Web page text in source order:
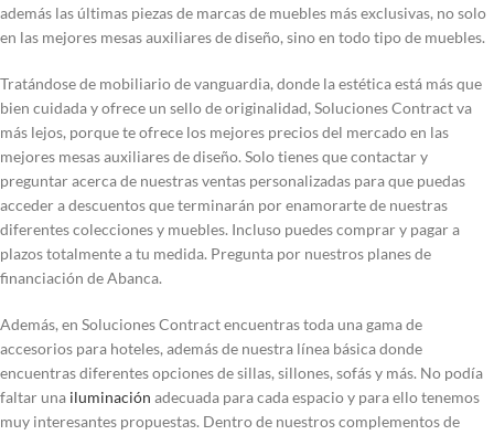
además las últimas piezas de marcas de muebles más exclusivas, no solo
en las mejores mesas auxiliares de diseño, sino en todo tipo de muebles.
Tratándose de mobiliario de vanguardia, donde la estética está más que
bien cuidada y ofrece un sello de originalidad, Soluciones Contract va
más lejos, porque te ofrece los mejores precios del mercado en las
mejores mesas auxiliares de diseño. Solo tienes que contactar y
preguntar acerca de nuestras ventas personalizadas para que puedas
acceder a descuentos que terminarán por enamorarte de nuestras
diferentes colecciones y muebles. Incluso puedes comprar y pagar a
plazos totalmente a tu medida. Pregunta por nuestros planes de
financiación de Abanca.
Además, en Soluciones Contract encuentras toda una gama de
accesorios para hoteles, además de nuestra línea básica donde
encuentras diferentes opciones de sillas, sillones, sofás y más. No podía
faltar una iluminación adecuada para cada espacio y para ello tenemos
muy interesantes propuestas. Dentro de nuestros complementos de